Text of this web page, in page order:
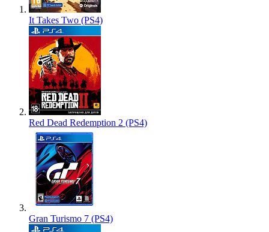
It Takes Two (PS4)
Red Dead Redemption 2 (PS4)
Gran Turismo 7 (PS4)